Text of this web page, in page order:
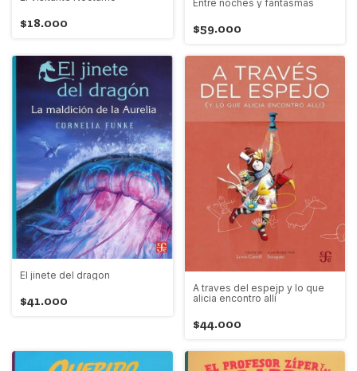
$18.000
Entre noches y fantasmas
$59.000
El jinete del dragon
$41.000
A traves del espejp y lo que
alicia encontro allí
$44.000